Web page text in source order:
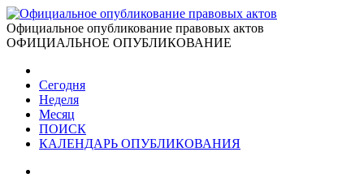
Официальное опубликование правовых актов
ОФИЦИАЛЬНОЕ ОПУБЛИКОВАНИЕ
Сегодня
Неделя
Месяц
ПОИСК
КАЛЕНДАРЬ ОПУБЛИКОВАНИЯ